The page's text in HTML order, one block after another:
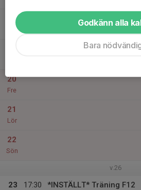
18
Ons
-Inställd-Träning F12
*Inställd* Träning F12
20
Fre
21
Lör
22
Sön
v.26
23
17:30
*INSTÄLLT* Träning F12
Godkänn alla
Bara